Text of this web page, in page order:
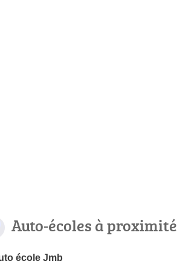
Auto-écoles à proximité
école Jmb